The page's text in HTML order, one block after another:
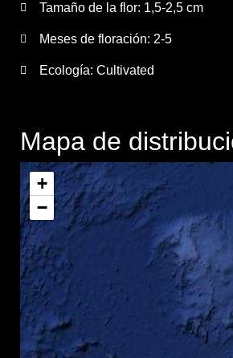
Tamaño de la flor: 1,5-2,5 cm
Meses de floración: 2-5
Ecología: Cultivated
Mapa de
+
−